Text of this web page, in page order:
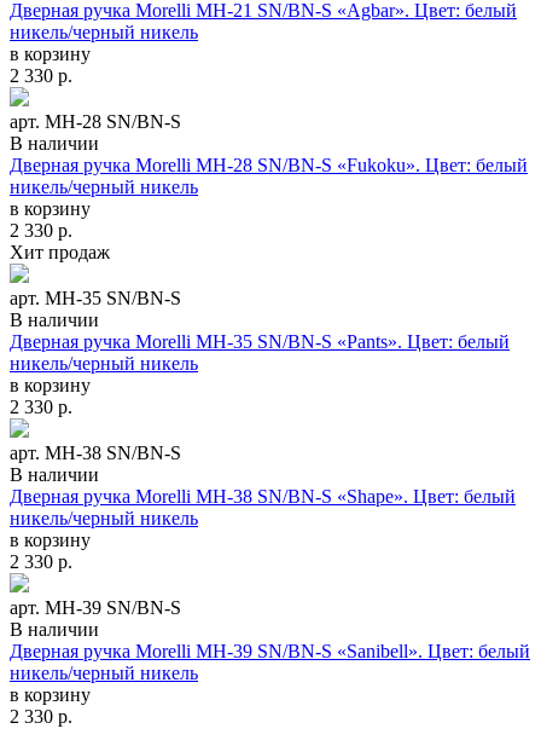
Дверная ручка Morelli MH-21 SN/BN-S «Agbar». Цвет: белый
никель/черный никель
в корзину
2 330 р.
арт. MH-28 SN/BN-S
В наличии
Дверная ручка Morelli MH-28 SN/BN-S «Fukoku». Цвет: белый
никель/черный никель
в корзину
2 330 р.
Хит продаж
арт. MH-35 SN/BN-S
В наличии
Дверная ручка Morelli MH-35 SN/BN-S «Pants». Цвет: белый
никель/черный никель
в корзину
2 330 р.
арт. MH-38 SN/BN-S
В наличии
Дверная ручка Morelli MH-38 SN/BN-S «Shape». Цвет: белый
никель/черный никель
в корзину
2 330 р.
арт. MH-39 SN/BN-S
В наличии
Дверная ручка Morelli MH-39 SN/BN-S «Sanibell». Цвет: белый
никель/черный никель
в корзину
2 330 р.